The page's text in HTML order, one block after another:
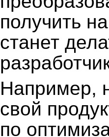
получить
станет
Например,
свой
по